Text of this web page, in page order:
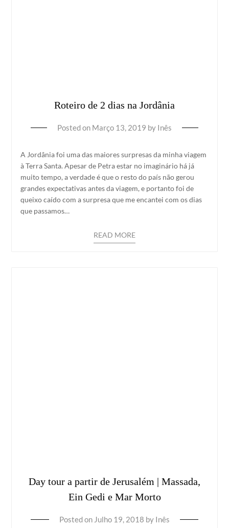
Roteiro de 2 dias na Jordânia
Posted on Março 13, 2019 by Inês
A Jordânia foi uma das maiores surpresas da minha viagem
à Terra Santa. Apesar de Petra estar no imaginário há já
muito tempo, a verdade é que o resto do país não gerou
grandes expectativas antes da viagem, e portanto foi de
queixo caído com a surpresa que me encantei com os dias
que passamos…
READ MORE
Day tour a partir de Jerusalém | Massada,
Ein Gedi e Mar Morto
Posted on Julho 19, 2018 by Inês